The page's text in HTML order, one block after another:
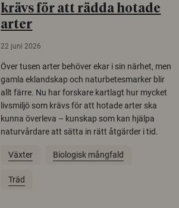
krävs för att rädda hotade
arter
22 juni 2026
Över tusen arter behöver ekar i sin närhet, men
gamla eklandskap och naturbetesmarker blir
allt färre. Nu har forskare kartlagt hur mycket
livsmiljö som krävs för att hotade arter ska
kunna överleva – kunskap som kan hjälpa
naturvårdare att sätta in rätt åtgärder i tid.
Växter Biologisk mångfald
Träd